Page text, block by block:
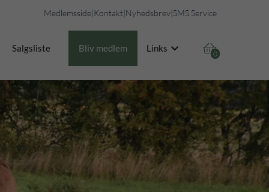
Medlemsside|Kontakt|Nyhedsbrev|SMS Service

0
Salgsliste Bliv medlem Links